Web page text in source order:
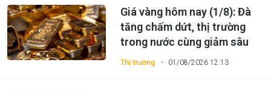
Thị trường 01/08/2026 12:13
Giá vàng hôm nay (1/8): Đà
tăng chấm dứt, thị trường
trong nước cùng giảm sâu